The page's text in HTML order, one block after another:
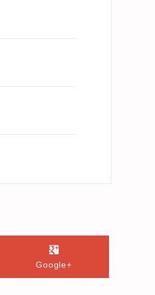
Google+